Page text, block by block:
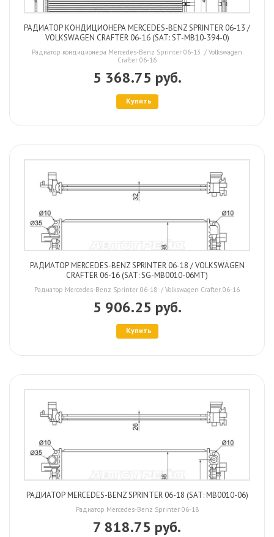
РАДИАТОР КОНДИЦИОНЕРА MERCEDES-BENZ SPRINTER 06-13 /
VOLKSWAGEN CRAFTER 06-16 (SAT: ST-MB10-394-0)
Радиатор кондиционера Mercedes-Benz Sprinter 06-13 / Volkswagen
Crafter 06-16
5 368.75 руб.
Купить
РАДИАТОР MERCEDES-BENZ SPRINTER 06-18 / VOLKSWAGEN
CRAFTER 06-16 (SAT: SG-MB0010-06MT)
Радиатор Mercedes-Benz Sprinter 06-18 / Volkswagen Crafter 06-16
5 906.25 руб.
Купить
РАДИАТОР MERCEDES-BENZ SPRINTER 06-18 (SAT: MB0010-06)
Радиатор Mercedes-Benz Sprinter 06-18
7 818.75 руб.